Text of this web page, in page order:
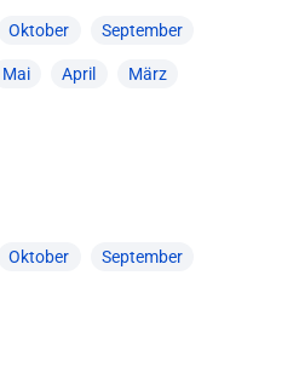
Oktober September
Mai April März
Oktober September